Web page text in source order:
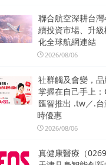
聯合航空深耕台
續投資市場、升
化全球航網連結
2026/08/06
社群觸及會變，
掌握在自己手上
匯智推出 .tw／.
時優惠
2026/08/06
真健康醫療（